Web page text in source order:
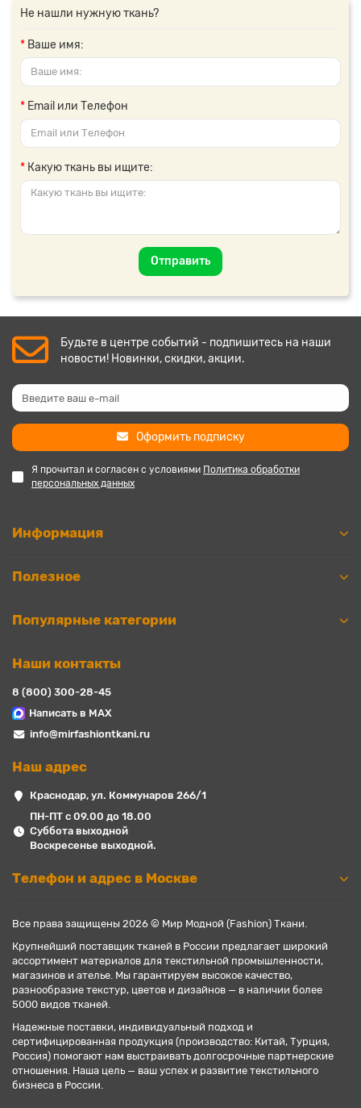
Не нашли нужную ткань?
Ваше имя:
Email или Телефон
Какую ткань вы ищите:
Отправить
Будьте в центре событий - подпишитесь на наши
новости! Новинки, скидки, акции.
Оформить подписку
Я прочитал и согласен с условиями Политика обработки
персональных данных
Информация
Полезное
Популярные категории
Наши контакты
8 (800) 300-28-45
Написать в MAX
info@mirfashiontkani.ru
Наш адрес
Краснодар, ул. Коммунаров 266/1
ПН-ПТ с 09.00 до 18.00
Суббота выходной
Воскресенье выходной.
Телефон и адрес в Москве
Все права защищены 2026 © Мир Модной (Fashion) Ткани.
Крупнейший поставщик тканей в России предлагает широкий
ассортимент материалов для текстильной промышленности,
магазинов и ателье. Мы гарантируем высокое качество,
разнообразие текстур, цветов и дизайнов — в наличии более
5000 видов тканей.
Надежные поставки, индивидуальный подход и
сертифицированная продукция (производство: Китай, Турция,
Россия) помогают нам выстраивать долгосрочные партнерские
отношения. Наша цель — ваш успех и развитие текстильного
бизнеса в России.